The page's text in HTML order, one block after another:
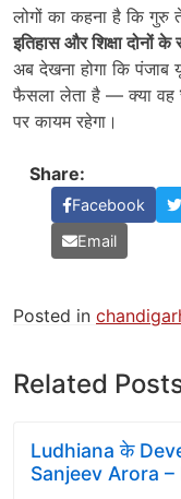
लोगों का कहना है कि गुरु
इतिहास और शिक्षा दोनों के
अब देखना होगा कि पंजाब
फैसला लेता है — क्या वह
पर कायम रहेगा।
Share:
Facebook
Email
Posted in
Related
Ludhiana के
Sanjeev Arora